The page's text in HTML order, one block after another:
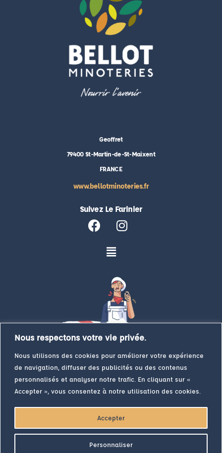
Nous respectons votre vie privée.
Nous utilisons des cookies pour améliorer votre expérience
de navigation, diffuser des publicités ou des contenus
personnalisés et analyser notre trafic. En cliquant sur «
Accepter », vous consentez à notre utilisation des cookies.
Personnaliser
Accepter
Geoffret
79400 St-Martin-de-St-Maixent
FRANCE
www.bellotminoteries.fr
Suivez Le Farinier
Inscrivez-vous à la newsletter du Farinier
Pour votre santé, évitez de grignoter entre les repas. Plus